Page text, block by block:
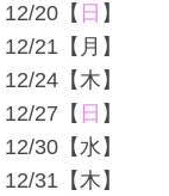
12/20【 日 】
12/21【月】
12/24【木】
12/27【 日 】
12/30【水】
12/31【木】